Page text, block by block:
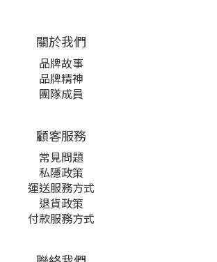
關於我們
品牌故事
品牌精神
團隊成員
顧客服務
常見問題
私隱政策
運送服務方式
退貨政策
付款服務方式